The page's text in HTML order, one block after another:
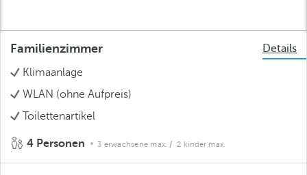
Familienzimmer
Details
Klimaanlage
WLAN (ohne Aufpreis)
Toilettenartikel
4 Personen 3 erwachsene max. / 2 kinder max.